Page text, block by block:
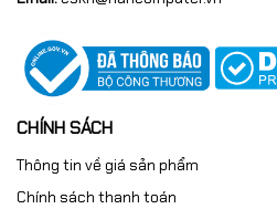
CHÍNH SÁCH
Thông tin về giá sản phẩm
Chính sách thanh toán